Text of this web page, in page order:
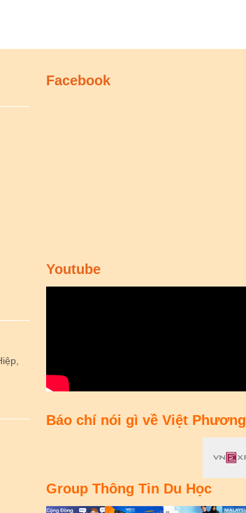
Facebook
Youtube
Báo chí nói gì về Việt Phương
Group Thông Tin Du Học